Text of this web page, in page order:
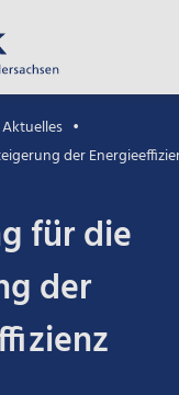
Aktuelles
der
für die
der